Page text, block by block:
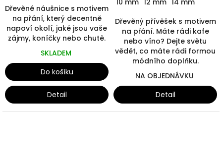
Dřevěné náušnice s motivem
na přání, který decentně
napoví okolí, jaké jsou vaše
zájmy, koníčky nebo chutě.
SKLADEM
Do košíku
Detail
10 mm 12 mm 14 mm
Dřevěný přívěšek s motivem
na přání. Máte rádi kafe
nebo víno? Dejte světu
vědět, co máte rádi formou
módního doplňku.
NA OBJEDNÁVKU
Detail